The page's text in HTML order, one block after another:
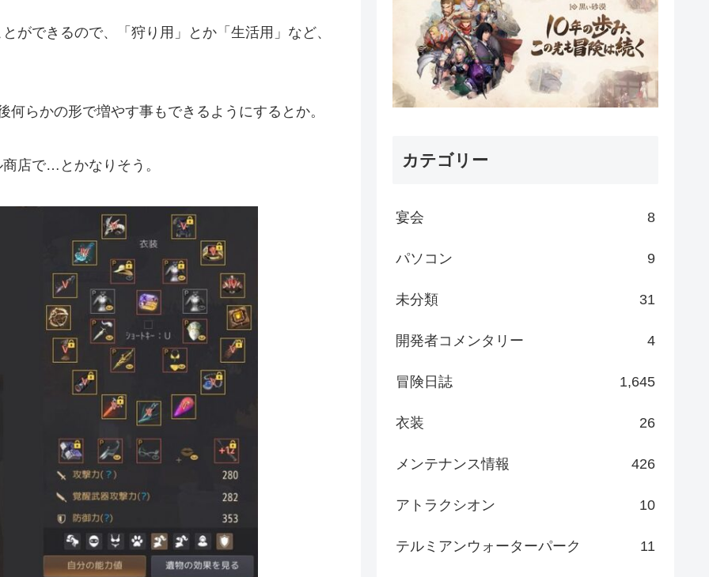
ができるので、「狩り用」とか「生活用」など、
らかの形で増やす事もできるようにするとか。
店で…とかなりそう。 カテゴリー
宴会 8
パソコン 9
未分類 31
開発者コメンタリー 4
冒険日誌 1,645
衣装 26
メンテナンス情報 426
アトラクシオン 10
テルミアンウォーターパーク 11